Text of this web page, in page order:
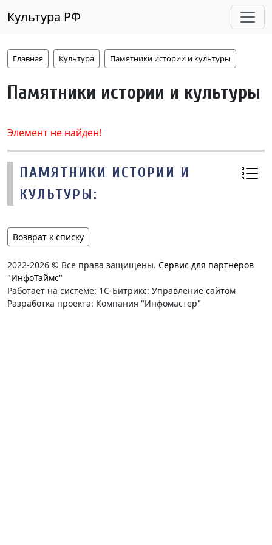
Культура РФ
Главная Культура Памятники истории и культуры
Памятники истории и культуры
Элемент не найден!
ПАМЯТНИКИ ИСТОРИИ И
КУЛЬТУРЫ:
Возврат к списку
2022-2026 © Все права защищены. Сервис для партнёров
"ИнфоТаймс"
Работает на системе: 1С-Битрикс: Управление сайтом
Разработка проекта: Компания "Инфомастер"